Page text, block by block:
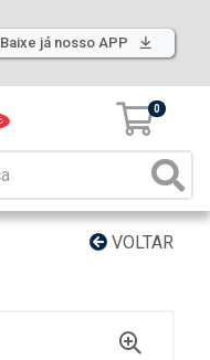
Baixe já nosso APP
0
VOLTAR